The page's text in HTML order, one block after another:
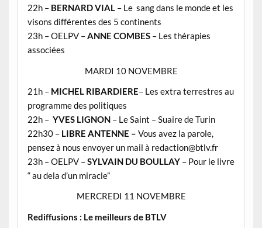
22h – BERNARD VIAL– Le sang dans le monde et les
visons différentes des 5 continents
23h – OELPV –ANNE COMBES– Les thérapies
associées
MARDI 10 NOVEMBRE
21h – MICHEL RIBARDIERE– Les extra terrestres au
programme des politiques
22h – YVES LIGNON– Le Saint – Suaire de Turin
22h30 –LIBRE ANTENNE – Vous avez la parole,
pensez à nous envoyer un mail à redaction@btlv.fr
23h – OELPV –SYLVAIN DU BOULLAY– Pour le livre
“ au dela d’un miracle”
MERCREDI 11 NOVEMBRE
Rediffusions : Le meilleurs de BTLV